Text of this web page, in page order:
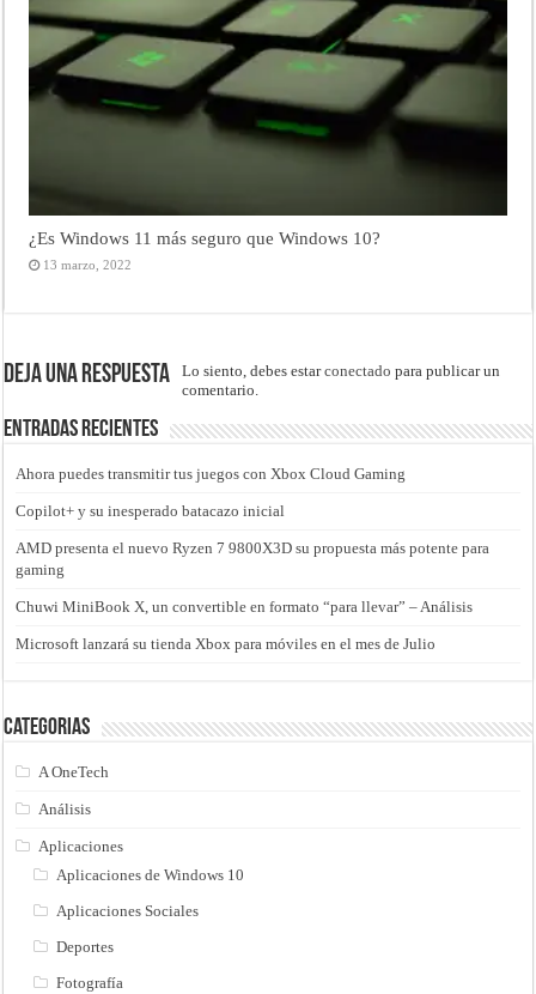
¿Es Windows 11 más seguro que Windows 10?
13 marzo, 2022
Deja una respuesta Lo siento, debes estarconectado para publicar un
comentario.
Entradas recientes
Ahora puedes transmitir tus juegos con Xbox Cloud Gaming
Copilot+ y su inesperado batacazo inicial
AMD presenta el nuevo Ryzen 7 9800X3D su propuesta más potente para
gaming
Chuwi MiniBook X, un convertible en formato “para llevar” – Análisis
Microsoft lanzará su tienda Xbox para móviles en el mes de Julio
Categorias
A OneTech
Análisis
Aplicaciones
Aplicaciones de Windows 10
Aplicaciones Sociales
Deportes
Fotografía